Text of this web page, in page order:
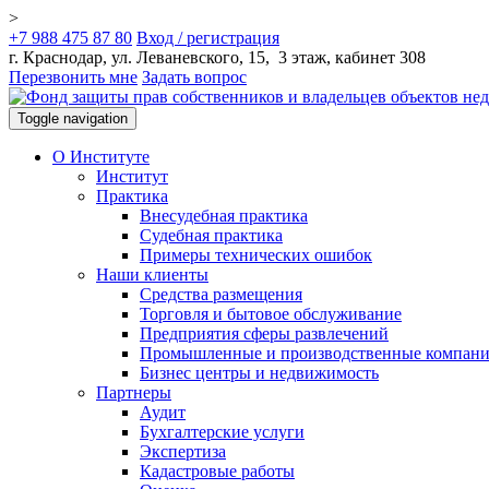
>
+7 988 475 87 80 Вход / регистрация
г. Краснодар, ул. Леваневского, 15, 3 этаж, кабинет 308
Перезвонить мне Задать вопрос
Toggle navigation
О Институте
Институт
Практика
Внесудебная практика
Судебная практика
Примеры технических ошибок
Наши клиенты
Средства размещения
Торговля и бытовое обслуживание
Предприятия сферы развлечений
Промышленные и производственные
Бизнес центры и недвижимость
Партнеры
Аудит
Бухгалтерские услуги
Экспертиза
Кадастровые работы